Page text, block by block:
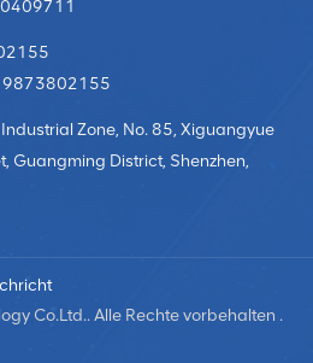
Werbekampagnen macht. Sie
Flughäfen, Bahnhöfen und
eingesetzt
und
2. Sportarenen und Stadien:
häufig in Sportarenen und
das Zuschauererlebnis
bei
Unterhaltungsveranstaltungen:
eine entscheidende Rolle bei
Zone, No. 85, Xiguangyue
Guangming District, Shenzhen,
Co.Ltd.. Alle Rechte vorbehalten .